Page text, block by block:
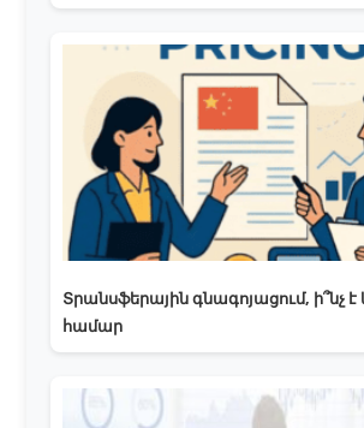
Տրանսֆերային գնագոյացում, ի՞նչ է
համար